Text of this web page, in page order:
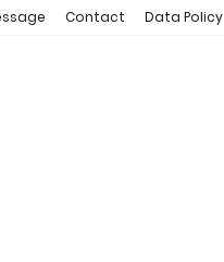
Data Policy
Contact